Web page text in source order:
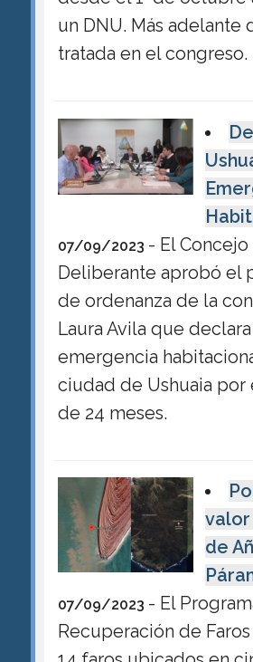
un DNU. Más adelante
tratada en el congreso.
07/09/2023 - El Concejo
Deliberante aprobó el
de ordenanza de la
Laura Avila que
emergencia
ciudad de Ushuaia por
de 24 meses.
valor
de
07/09/2023 - El
Recuperación de Faros